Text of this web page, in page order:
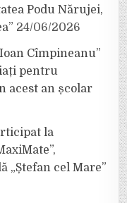
Podu Nărujei,
24/06/2026
Cîmpineanu”
pentru
acest an școlar
la
„Ștefan cel Mare”